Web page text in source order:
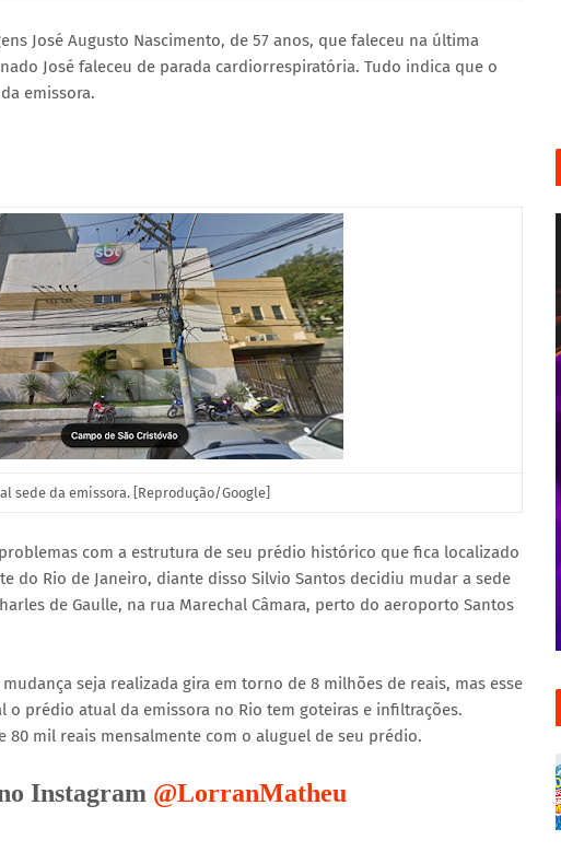
José Augusto Nascimento, de 57 anos, que faleceu na última
José faleceu de parada cardiorrespiratória. Tudo indica que o
emissora.
sede da emissora. [Reprodução/Google]
com a estrutura de seu prédio histórico que fica localizado
do Rio de Janeiro, diante disso Silvio Santos decidiu mudar a sede
de Gaulle, na rua Marechal Câmara, perto do aeroporto Santos
seja realizada gira em torno de 8 milhões de reais, mas esse
o prédio atual da emissora no Rio tem goteiras e infiltrações.
80 mil reais mensalmente com o aluguel de seu prédio.
Instagram @LorranMatheu